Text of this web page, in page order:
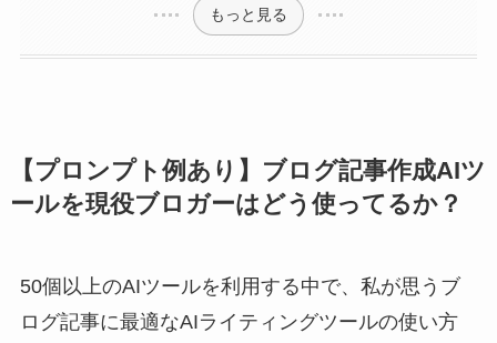
もっと見る
【プロンプト例あり】ブログ記事作成AIツ
ールを現役ブロガーはどう使ってるか？
50個以上のAIツールを利用する中で、私が思うブ
ログ記事に最適なAIライティングツールの使い方